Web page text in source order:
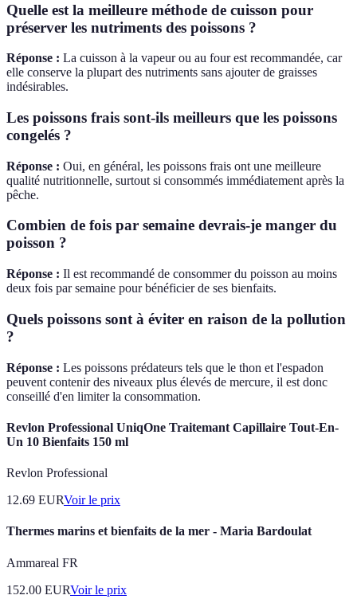
Quelle est la meilleure méthode de cuisson pour
préserver les nutriments des poissons ?
Réponse : La cuisson à la vapeur ou au four est recommandée, car
elle conserve la plupart des nutriments sans ajouter de graisses
indésirables.
Les poissons frais sont-ils meilleurs que les poissons
congelés ?
Réponse : Oui, en général, les poissons frais ont une meilleure
qualité nutritionnelle, surtout si consommés immédiatement après la
pêche.
Combien de fois par semaine devrais-je manger du
poisson ?
Réponse : Il est recommandé de consommer du poisson au moins
deux fois par semaine pour bénéficier de ses bienfaits.
Quels poissons sont à éviter en raison de la pollution
?
Réponse : Les poissons prédateurs tels que le thon et l'espadon
peuvent contenir des niveaux plus élevés de mercure, il est donc
conseillé d'en limiter la consommation.
Revlon Professional UniqOne Traitemant Capillaire Tout-En-
Un 10 Bienfaits 150 ml
Revlon Professional
12.69 EURVoir le prix
Thermes marins et bienfaits de la mer - Maria Bardoulat
Ammareal FR
152.00 EURVoir le prix